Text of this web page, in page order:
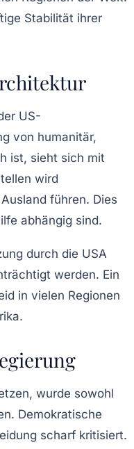
Stabilität ihrer
US-
von humanitär,
ist, sieht sich mit
wird
führen. Dies
abhängig sind.
durch die USA
werden. Ein
in vielen Regionen
wurde sowohl
Demokratische
scharf kritisiert.